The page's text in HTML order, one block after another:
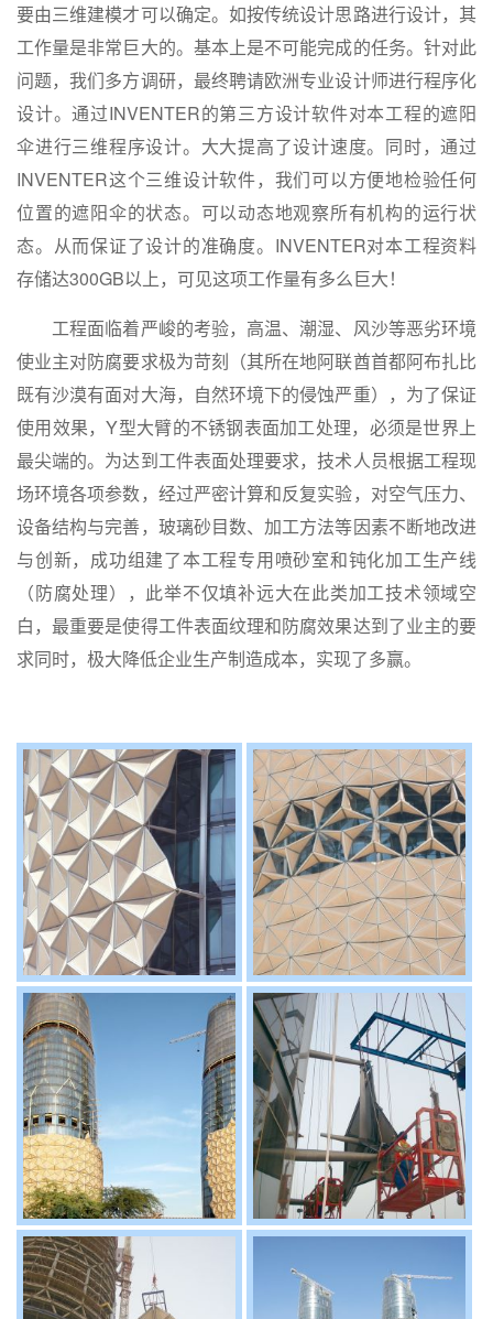
要由三维建模才可以确定。如按传统设计思路进行设计，其
工作量是非常巨大的。基本上是不可能完成的任务。针对此
问题，我们多方调研，最终聘请欧洲专业设计师进行程序化
设计。通过INVENTER的第三方设计软件对本工程的遮阳
伞进行三维程序设计。大大提高了设计速度。同时，通过
INVENTER这个三维设计软件，我们可以方便地检验任何
位置的遮阳伞的状态。可以动态地观察所有机构的运行状
态。从而保证了设计的准确度。INVENTER对本工程资料
存储达300GB以上，可见这项工作量有多么巨大！
工程面临着严峻的考验，高温、潮湿、风沙等恶劣环境
使业主对防腐要求极为苛刻（其所在地阿联酋首都阿布扎比
既有沙漠有面对大海，自然环境下的侵蚀严重），为了保证
使用效果，Y型大臂的不锈钢表面加工处理，必须是世界上
最尖端的。为达到工件表面处理要求，技术人员根据工程现
场环境各项参数，经过严密计算和反复实验，对空气压力、
设备结构与完善，玻璃砂目数、加工方法等因素不断地改进
与创新，成功组建了本工程专用喷砂室和钝化加工生产线
（防腐处理），此举不仅填补远大在此类加工技术领域空
白，最重要是使得工件表面纹理和防腐效果达到了业主的要
求同时，极大降低企业生产制造成本，实现了多赢。